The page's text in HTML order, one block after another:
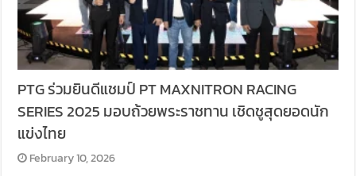
PTG ร่วมยินดีแชมป์ PT MAXNITRON RACING
SERIES 2025 มอบถ้วยพระราชทาน เชิดชูสุดยอดนัก
แข่งไทย
February 10, 2026